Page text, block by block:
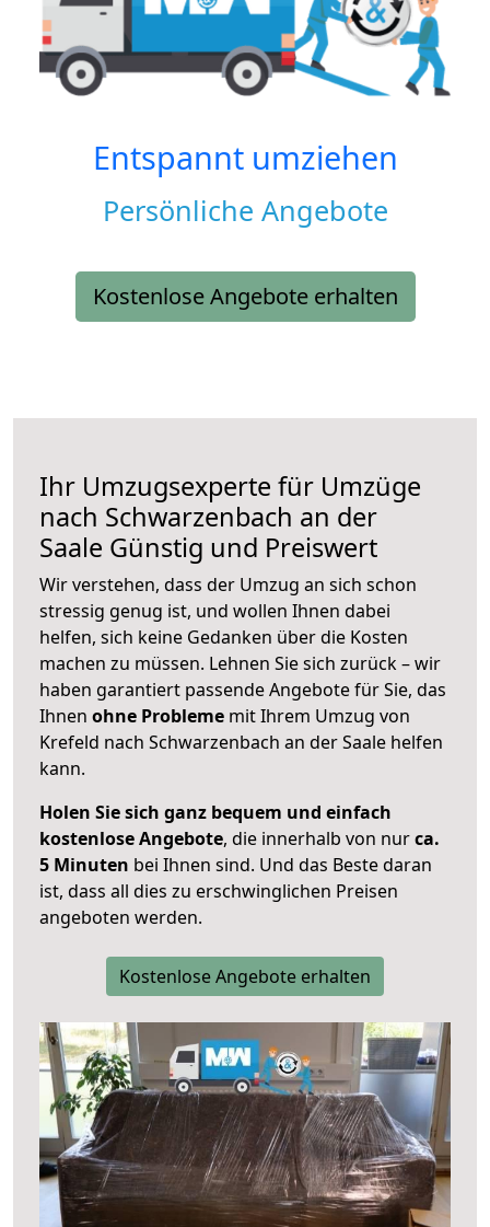
Entspannt umziehen
Persönliche Angebote
Kostenlose Angebote erhalten
Ihr Umzugsexperte für Umzüge
nach Schwarzenbach an der
Saale Günstig und Preiswert
Wir verstehen, dass der Umzug an sich schon
stressig genug ist, und wollen Ihnen dabei
helfen, sich keine Gedanken über die Kosten
machen zu müssen. Lehnen Sie sich zurück – wir
haben garantiert passende Angebote für Sie, das
Ihnen ohne Probleme mit Ihrem Umzug von
Krefeld nach Schwarzenbach an der Saale helfen
kann.
Holen Sie sich ganz bequem und einfach
kostenlose Angebote, die innerhalb von nurca.
5 Minuten bei Ihnen sind. Und das Beste daran
ist, dass all dies zu erschwinglichen Preisen
angeboten werden.
Kostenlose Angebote erhalten